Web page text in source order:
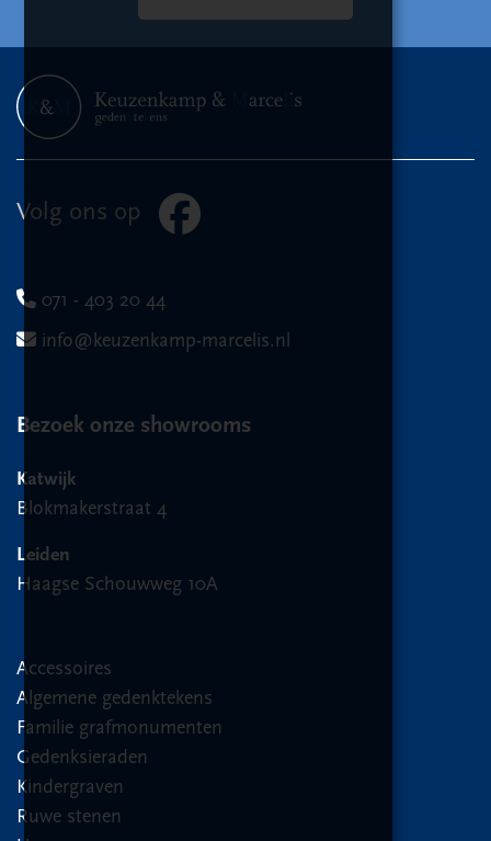
Volg ons op
071 - 403 20 44
info@keuzenkamp-marcelis.nl
Bezoek onze showrooms
Katwijk
Blokmakerstraat 4
Leiden
Haagse Schouwweg 10A
Accessoires
Algemene gedenktekens
Familie grafmonumenten
Gedenksieraden
Kindergraven
Ruwe stenen